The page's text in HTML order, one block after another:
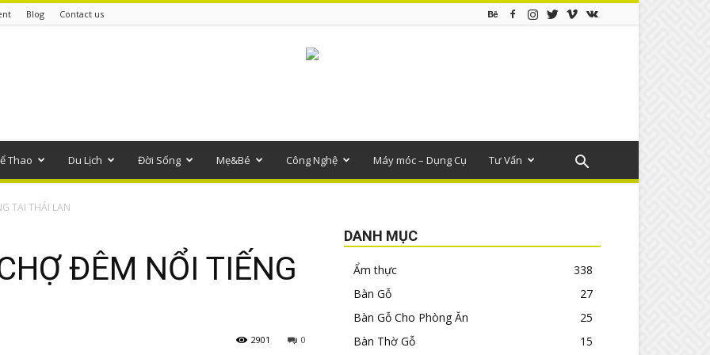
Blog Contact us
Thao Du Lịch Đời Sống Mẹ&Bé Công Nghệ Máy móc – Dụng Cụ Tư Vấn
TẠI THÁI LAN
ĐÊM NỔI TIẾNG
0
2901
DANH MỤC
Ẩm thực
338
Bàn Gỗ
27
Bàn Gỗ Cho Phòng Ăn
25
Bàn Thờ Gỗ
15